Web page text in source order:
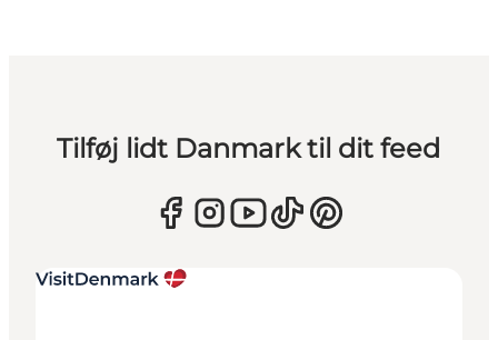
Tilføj lidt Danmark til dit feed